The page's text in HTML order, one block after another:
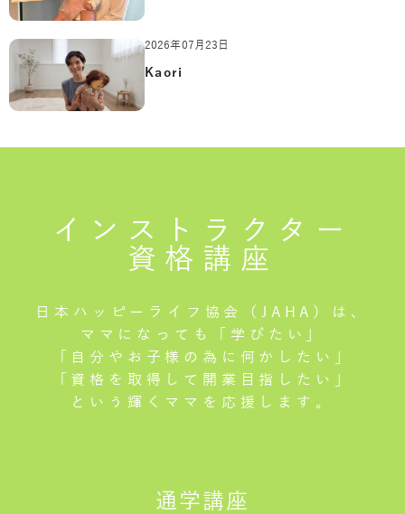
2026年07月23日
Kaori
インストラクター
資格講座
日本ハッピーライフ協会（JAHA）は、
ママになっても「学びたい」
「自分やお子様の為に何かしたい」
「資格を取得して開業目指したい」
という輝くママを応援します。
通学講座